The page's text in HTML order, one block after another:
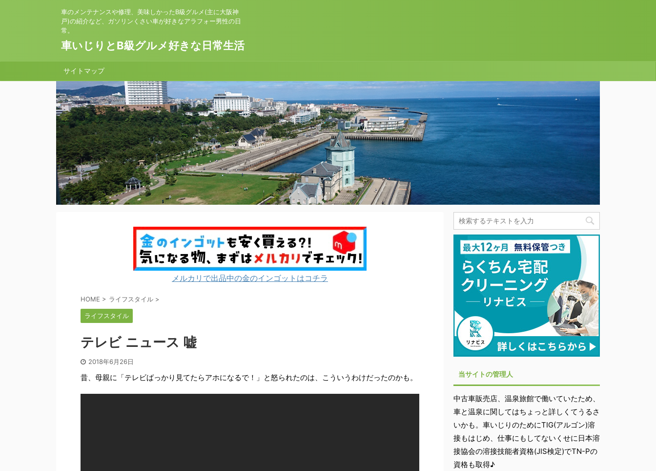
車のメンテナンスや修理、美味しかったB級グルメ(主に大阪神
戸)の紹介など、ガソリンくさい車が好きなアラフォー男性の日
常。
車いじりとB級グルメ好きな日常生活
サイトマップ
メルカリで出品中の金のインゴットはコチラ
HOME > ライフスタイル >
ライフスタイル
テレビ ニュース 嘘
2018年6月26日
昔、母親に「テレビばっかり見てたらアホになるで！」と怒られたのは、こういうわけだったのかも。 当サイトの管理人
中古車販売店、温泉旅館で働いていたため、
車と温泉に関してはちょっと詳しくてうるさ
いかも。車いじりのためにTIG(アルゴン)溶
接もはじめ、仕事にもしてないくせに日本溶
接協会の溶接技能者資格(JIS検定)でTN-Pの
資格も取得♪